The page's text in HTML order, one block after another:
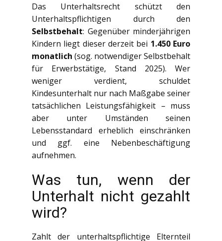
Das Unterhaltsrecht schützt den
Unterhaltspflichtigen durch den
Selbstbehalt: Gegenüber minderjährigen
Kindern liegt dieser derzeit bei 1.450 Euro
monatlich (sog. notwendiger Selbstbehalt
für Erwerbstätige, Stand 2025). Wer
weniger verdient, schuldet
Kindesunterhalt nur nach Maßgabe seiner
tatsächlichen Leistungsfähigkeit – muss
aber unter Umständen seinen
Lebensstandard erheblich einschränken
und ggf. eine Nebenbeschäftigung
aufnehmen.
Was tun, wenn der
Unterhalt nicht gezahlt
wird?
Zahlt der unterhaltspflichtige Elternteil